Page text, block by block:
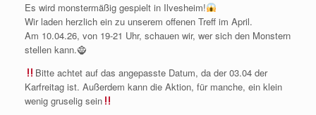
Es wird monstermäßig gespielt in Ilvesheim!
Wir laden herzlich ein zu unserem offenen Treff im April.
Am 10.04.26, von 19-21 Uhr, schauen wir, wer sich den Monstern
stellen kann.🧌
Bitte achtet auf das angepasste Datum, da der 03.04 der
Karfreitag ist. Außerdem kann die Aktion, für manche, ein klein
wenig gruselig sein